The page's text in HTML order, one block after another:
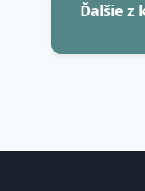
Ďalšie z